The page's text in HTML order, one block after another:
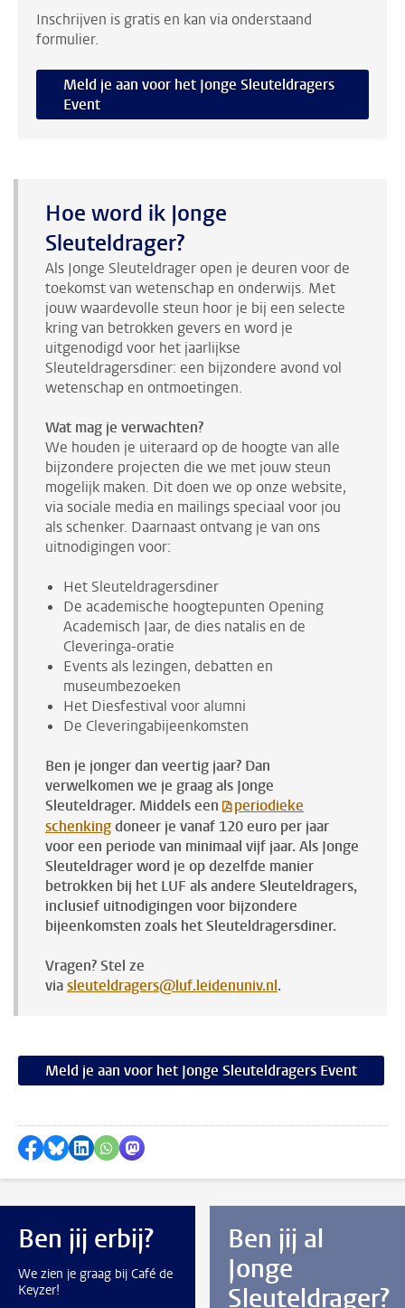
Inschrijven is gratis en kan via onderstaand
formulier.
Meld je aan voor het Jonge Sleuteldragers
Event
Hoe word ik Jonge
Sleuteldrager?
Als Jonge Sleuteldrager open je deuren voor de
toekomst van wetenschap en onderwijs. Met
jouw waardevolle steun hoor je bij een selecte
kring van betrokken gevers en word je
uitgenodigd voor het jaarlijkse
Sleuteldragersdiner: een bijzondere avond vol
wetenschap en ontmoetingen.
Wat mag je verwachten?
We houden je uiteraard op de hoogte van alle
bijzondere projecten die we met jouw steun
mogelijk maken. Dit doen we op onze website,
via sociale media en mailings speciaal voor jou
als schenker. Daarnaast ontvang je van ons
uitnodigingen voor:
Het Sleuteldragersdiner
De academische hoogtepunten Opening
Academisch Jaar, de dies natalis en de
Cleveringa-oratie
Events als lezingen, debatten en
museumbezoeken
Het Diesfestival voor alumni
De Cleveringabijeenkomsten
Ben je jonger dan veertig jaar? Dan
verwelkomen we je graag als Jonge
Sleuteldrager. Middels een
periodieke
schenkingdoneer je vanaf 120 euro per jaar
voor een periode van minimaal vijf jaar. Als Jonge
Sleuteldrager word je op dezelfde manier
betrokken bij het LUF als andere Sleuteldragers,
inclusief uitnodigingen voor bijzondere
bijeenkomsten zoals het Sleuteldragersdiner.
Vragen? Stel ze
viasleuteldragers@luf.leidenuniv.nl.
Meld je aan voor het Jonge Sleuteldragers Event
Delen op Facebook
Delen via Bluesky
Delen op LinkedIn
Delen via WhatsApp
Delen via Mastodon
Ben jij erbij?
We zien je graag bij Café de
Keyzer!
Ben jij al
Jonge
Sleuteldrager?